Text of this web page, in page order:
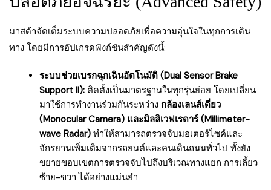
มาสด้าจัดเต็มระบบความปลอดภัยเพื่อความอุ่นใจในทุกการเดิน
ทาง โดยมีการอัปเกรดฟังก์ชันสำคัญดังนี้:
ระบบช่วยเบรกฉุกเฉินอัตโนมัติ (Dual Sensor Brake
Support II): ติดตั้งเป็นมาตรฐานในทุกรุ่นย่อย โดยเปลี่ยน
มาใช้การทำงานร่วมกันระหว่าง กล้องเลนส์เดี่ยว
(Monocular Camera) และมิลลิเวฟเรดาร์ (Millimeter-
wave Radar) ทำให้สามารถตรวจจับมอเตอร์ไซค์และ
จักรยานเพิ่มเติมจากรถยนต์และคนเดินถนนทั่วไป ทั้งยัง
ขยายขอบเขตการตรวจจับไปถึงบริเวณทางแยก การเลี้ยว
ซ้าย-ขวา ได้อย่างแม่นยำ